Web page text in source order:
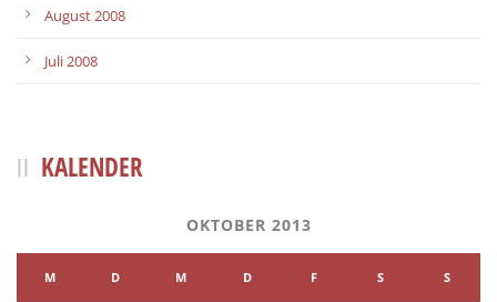
August 2008
Juli 2008
KALENDER
OKTOBER 2013
M D M D F S S